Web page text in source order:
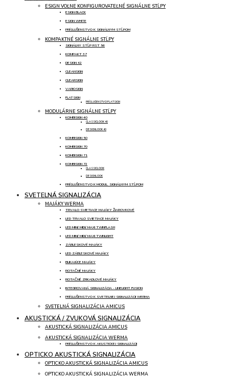
ESIGN VOĽNE KONFIGUROVATEĽNÉ SIGNÁLNE STĹPY
ESIGN BLACK
ESIGN WHITE
PRÍSLUŠENSTVO K SIGNÁLNYM STĹPOM
KOMPAKTNÉ SIGNÁLNE STĹPY
SIGNÁLNY STĹP RST 56
KOMPAKT 37
DESIGN 42
CLEANSIGN
CLEARSIGN
VARIOSIGN
FLATSIGN
PRÍSLUŠENSTVO FLATSIGN
MODULÁRNE SIGNÁLNE STĹPY
KOMBISIGN 40
CLASSICLOOK 40
DESIGNLOOK 40
KOMBISIGN 50
KOMBISIGN 70
KOMBISIGN 71
KOMBISIGN 72
CLASSICLOOK
DESIGNLOOK
PRÍSLUŠENSTVO K MODUL. SIGNÁLNYM STĹPOM
SVETELNÁ SIGNALIZÁCIA
MAJÁKY WERMA
TRVALO SVIETIACE MAJÁKY ŽIAROVKOVÉ
LED TRVALO SVIETIACE MAJÁKY
LED MINI/ MIDI/ MAXI TWINFLASH
LED MINI/ MIDI/ MAXI TWINLIGHT
ZÁBLESKOVÉ MAJÁKY
LED ZÁBLESKOVÉ MAJÁKY
BLIKAJÚCE MAJÁKY
ROTAČNÉ MAJÁKY
ROTAČNÉ ZRKADLOVÉ MAJÁKY
INTEGROVANÁ SIGNALIZÁCIA - LINELIGHT FUSION
PRÍSLUŠENSTVO K SVETELNEJ SIGNALIZÁCII WERMA
SVETELNÁ SIGNALIZÁCIA AMICUS
AKUSTICKÁ / ZVUKOVÁ SIGNALIZÁCIA
AKUSTICKÁ SIGNALIZÁCIA AMICUS
AKUSTICKÁ SIGNALIZÁCIA WERMA
PRÍSLUŠENSTVO K AKUSTICKEJ SIGNALIZÁCII
OPTICKO AKUSTICKÁ SIGNALIZÁCIA
OPTICKO AKUSTICKÁ SIGNALIZÁCIA AMICUS
OPTICKO AKUSTICKÁ SIGNALIZÁCIA WERMA